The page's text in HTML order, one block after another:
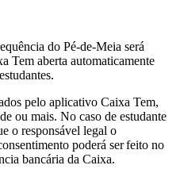
do Pé-de-Meia será
Tem aberta automaticamente
pelo aplicativo Caixa Tem,
ou mais. No caso de estudante
o responsável legal o
poderá ser feito no
bancária da Caixa.